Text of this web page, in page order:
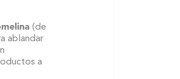
(de
ablandar
a